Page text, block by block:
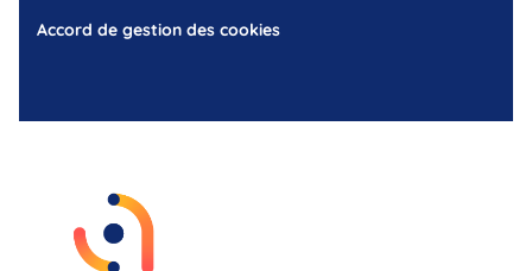
Accord de gestion des cookies